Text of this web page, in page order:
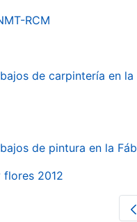
RCM
de carpintería en
de pintura en la
flores 2012